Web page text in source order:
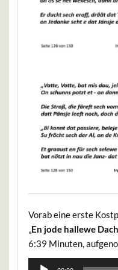
Vorab eine erste
„En jode hallewe
6:39 Minuten,
Audio-